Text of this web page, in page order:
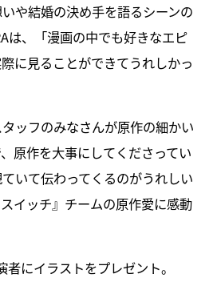
や結婚の決め手を語るシーンの
は、「漫画の中でも好きなエピ
に見ることができてうれしかっ
ッフのみなさんが原作の細かい
原作を大事にしてくださってい
いて伝わってくるのがうれしい
イッチ』チームの原作愛に感動
にイラストをプレゼント。